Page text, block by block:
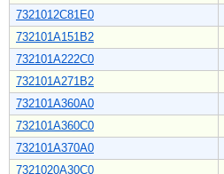
7321012C81E0
732101A151B2
732101A222C0
732101A271B2
732101A360A0
732101A360C0
732101A370A0
7321020A30C0